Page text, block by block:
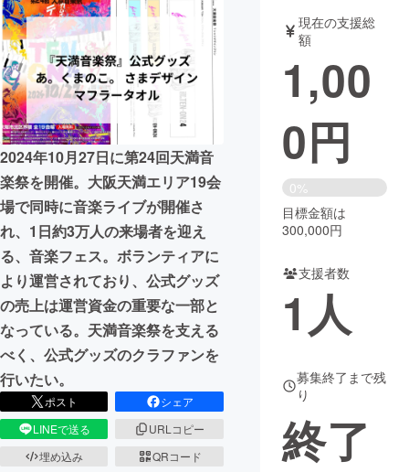
アート・写真 音楽
テクノロジー・ガジェット ゲーム・サ
映像・映画 書籍・雑誌
ビジネス・起業 チャレンジ
まちづくり・地域活性化
CAMPFIRE for Social Good
CAMPFIRE Creation
CAMPFIREふるさと納税machi-ya コミュニティ
2024年10月27日に第24回天満音
楽祭を開催。大阪天満エリア19会
場で同時に音楽ライブが開催さ
れ、1日約3万人の来場者を迎え
る、音楽フェス。ボランティアに
より運営されており、公式グッズ
の売上は運営資金の重要な一部と
なっている。天満音楽祭を支える
べく、公式グッズのクラファンを
行いたい。
ポスト
シェア
LINEで送る
URLコピー
埋め込み
QRコード
現在の支援総
額
1,00
0円
0%
目標金額は
300,000円
支援者数
1人
募集終了まで残
り
終了